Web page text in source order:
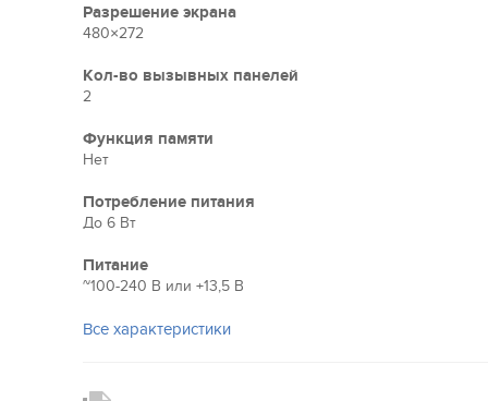
Заключение
Slinex SQ-04 – это надежное и практичное решение,
простоту управления и минималистичный дизайн.
видеодомофон с базовыми возможностями и
Разрешение экрана
480×272
Кол-во вызывных панелей
2
Функция памяти
Нет
Потребление питания
До 6 Вт
Питание
~100-240 B или +13,5 В
Все характеристики